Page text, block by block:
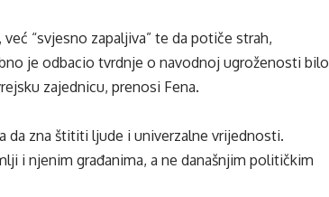
“svjesno zapaljiva” te da potiče strah,
je odbacio tvrdnje o navodnoj ugroženosti bilo
zajednicu, prenosi Fena.
da zna štititi ljude i univerzalne vrijednosti.
i njenim građanima, a ne današnjim političkim